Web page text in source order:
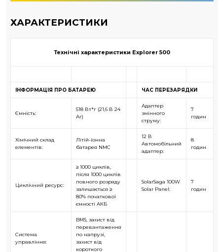
ХАРАКТЕРИСТИКИ
Технічні характеристики Explorer 500
ІНФОРМАЦІЯ ПРО БАТАРЕЮ ЧАС ПЕРЕЗАРЯДКИ
Ємність:
518 Вт*г (21,6 В 24
Аг)
Адаптер
змінного
струму:
7
годин
Хімічний склад
елементів:
Літій-іонна
батарея NMC
12 В
Автомобільний
адаптер:
8
годин
Циклічний ресурс:
≥ 1000 циклів,
після 1000 циклів
повного розряду
залишається ≥
80% початкової
ємності АКБ
SolarSaga 100W
Solar Panel:
7
годин
Система
управління:
BMS, захист від
перевантаження
по напрузі,
захист від
короткого